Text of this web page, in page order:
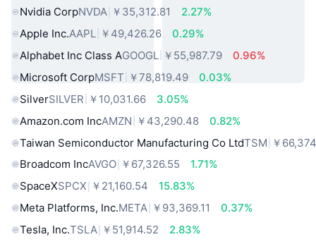
Nvidia CorpNVDA ￥35,312.81
2.27%
Apple Inc.AAPL ￥49,426.26
0.29%
Alphabet Inc Class AGOOGL ￥55,987.79
0.96%
Microsoft CorpMSFT ￥78,819.49
0.03%
SilverSILVER ￥10,031.66
3.05%
Amazon.com IncAMZN ￥43,290.48
0.82%
Taiwan Semiconductor Manufacturing Co LtdTSM ￥
Broadcom IncAVGO ￥67,326.55
1.71%
SpaceXSPCX ￥21,160.54
15.83%
Meta Platforms, Inc.META ￥93,369.11
0.37%
Tesla, Inc.TSLA ￥51,914.52
2.83%